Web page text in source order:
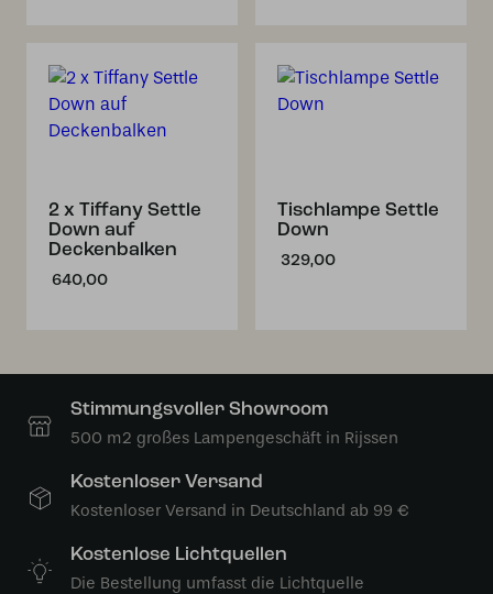
2 x Tiffany Settle
Down auf
Deckenbalken
640,00
Tischlampe Settle
Down
329,00
Stimmungsvoller Showroom
500 m2 großes Lampengeschäft in Rijssen
Kostenloser Versand
Kostenloser Versand in Deutschland ab 99 €
Kostenlose Lichtquellen
Die Bestellung umfasst die Lichtquelle